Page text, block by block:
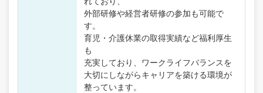
外部研修や経営者研修の参加も可能で
す。
育児・介護休業の取得実績など福利厚生
も
充実しており、ワークライフバランスを
大切にしながらキャリアを築ける環境が
整っています。